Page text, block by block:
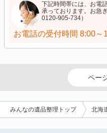
下記時間帯には、お電
承っております。お急
0120-905-734）
お電話の受付時間 8:00～
ペー
みんなの遺品整理トップ 北海